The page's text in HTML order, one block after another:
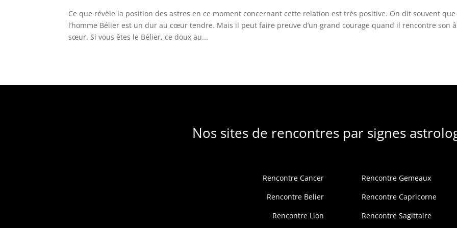
Ce que révèle la position des astres en ce moment concernant cette relation est très positive. On dit souvent que
l’homme Bélier est un dur au cœur tendre. Mais il peut faire preuve d’un grand courage quand il rencontre son
sœur. Si vous êtes le Bélier, ce doux au...
Nos sites de rencontres par signes
Rencontre Cancer
Rencontre Belier
Rencontre Lion
Rencontre Gemeaux
Rencontre Capricorne
Rencontre Sagittaire